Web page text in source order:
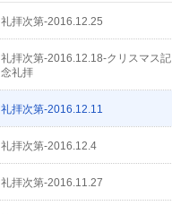
礼拝次第-2016.12.25
礼拝次第-2016.12.18-クリスマス記
念礼拝
礼拝次第-2016.12.11
礼拝次第-2016.12.4
礼拝次第-2016.11.27